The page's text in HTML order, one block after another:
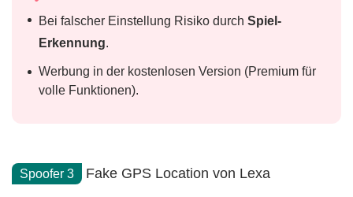
Bei falscher Einstellung Risiko durch Spiel-
Erkennung.
Werbung in der kostenlosen Version (Premium für
volle Funktionen).
Spoofer 3 Fake GPS Location von Lexa